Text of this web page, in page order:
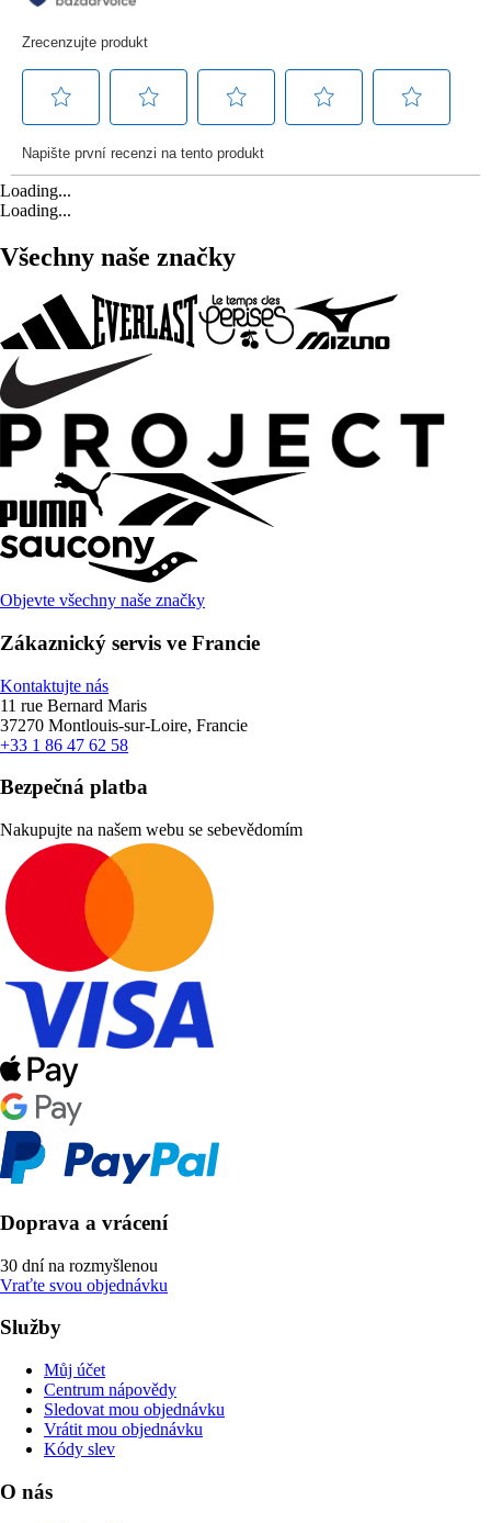
Loading...
Loading...
Všechny naše značky
Objevte všechny naše značky
Zákaznický servis ve Francie
Kontaktujte nás
11 rue Bernard Maris
37270 Montlouis-sur-Loire, Francie
+33 1 86 47 62 58
Bezpečná platba
Nakupujte na našem webu se sebevědomím
Doprava a vrácení
30 dní na rozmyšlenou
Vraťte svou objednávku
Služby
Můj účet
Centrum nápovědy
Sledovat mou objednávku
Vrátit mou objednávku
Kódy slev
O nás